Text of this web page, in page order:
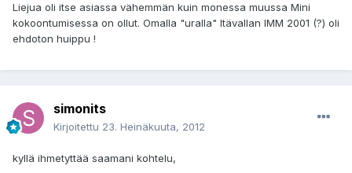
Liejua oli itse asiassa vähemmän kuin monessa muussa Mini
kokoontumisessa on ollut. Omalla "uralla" Itävallan IMM 2001 (?) oli
ehdoton huippu !
simonits
Kirjoitettu 23. Heinäkuuta, 2012
kyllä ihmetyttää saamani kohtelu,